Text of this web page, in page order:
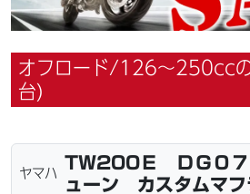
オフロード/126～250cc
台)
ヤマハ
TW200Ｅ ＤＧ０７
ューン カスタムマフ